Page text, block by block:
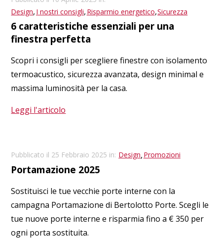
Design, I nostri consigli, Risparmio energetico,Sicurezza
6 caratteristiche essenziali per una
finestra perfetta
​Scopri i consigli per scegliere finestre con isolamento
termoacustico, sicurezza avanzata, design minimal e
massima luminosità per la casa.
Leggi l'articolo
Pubblicato il 25 Febbraio 2025 in: Design, Promozioni
Portamazione 2025
Sostituisci le tue vecchie porte interne con la
campagna Portamazione di Bertolotto Porte. Scegli le
tue nuove porte interne e risparmia fino a € 350 per
ogni porta sostituita.